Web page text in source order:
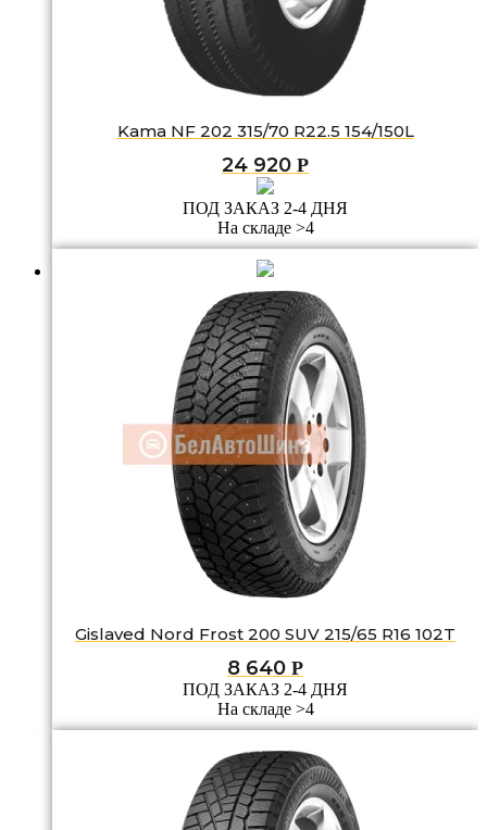
Kama NF 202 315/70 R22.5 154/150L
24 920 Р
ПОД ЗАКАЗ 2-4 ДНЯ
На складе >4
Gislaved Nord Frost 200 SUV 215/65 R16 102T
8 640 Р
ПОД ЗАКАЗ 2-4 ДНЯ
На складе >4